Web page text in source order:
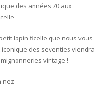
des années 70 aux
lapin ficelle que nous vous
des seventies viendra
vintage !
nez